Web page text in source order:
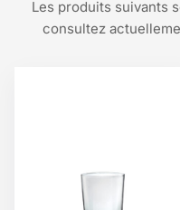
Les produits suivants
consultez